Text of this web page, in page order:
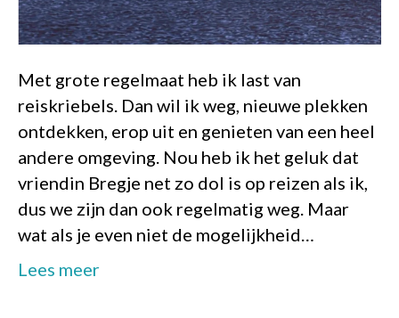
Met grote regelmaat heb ik last van
reiskriebels. Dan wil ik weg, nieuwe plekken
ontdekken, erop uit en genieten van een heel
andere omgeving. Nou heb ik het geluk dat
vriendin Bregje net zo dol is op reizen als ik,
dus we zijn dan ook regelmatig weg. Maar
wat als je even niet de mogelijkheid…
Lees meer